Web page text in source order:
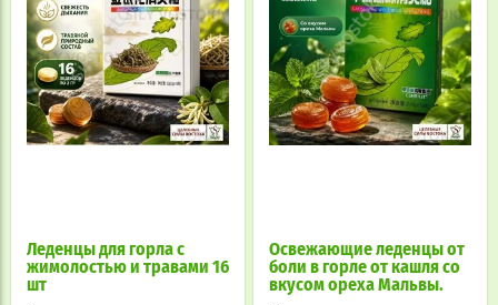
Леденцы для горла с
жимолостью и травами 16
шт
Освежающие леденцы от
боли в горле от кашля со
вкусом ореха Мальвы.